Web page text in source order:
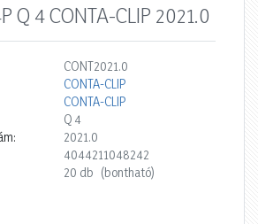
4 CONTA-CLIP 2021.0
CONT2021.0
CONTA-CLIP
CONTA-CLIP
Q 4
2021.0
4044211048242
20 db (bontható)